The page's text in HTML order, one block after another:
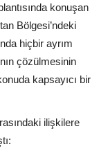
konuşan
Bölgesi’ndeki
hiçbir ayrım
çözülmesinin
kapsayıcı bir
ilişkilere